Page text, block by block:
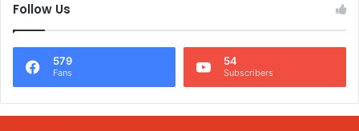
Follow Us
579
Fans
54
Subscribers